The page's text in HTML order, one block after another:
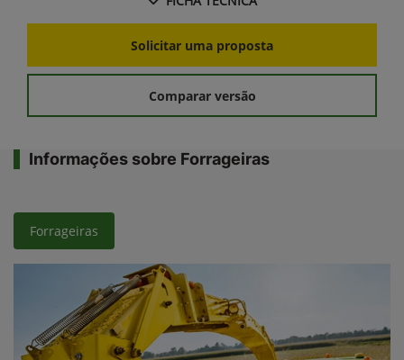
Solicitar uma proposta
Comparar versão
Informações sobre Forrageiras
Forrageiras